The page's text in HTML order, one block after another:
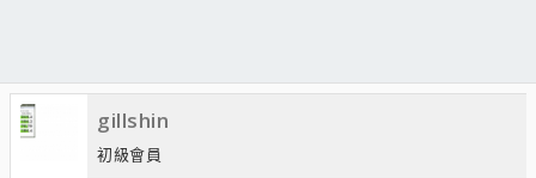
gillshin
初級會員